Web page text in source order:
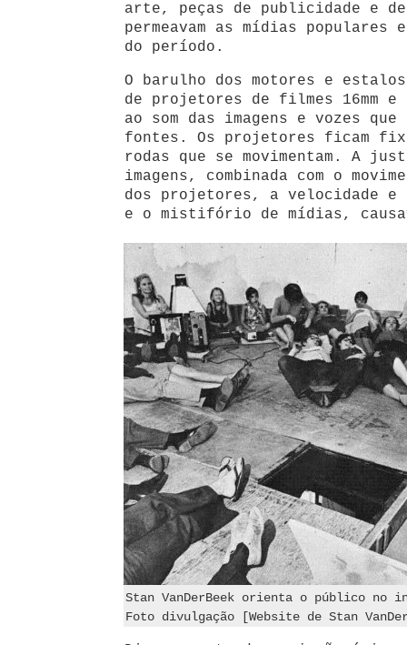
arte, peças de publicidade e de
permeavam as mídias
do período.
O barulho dos motores e
de projetores de filmes 16mm e
ao som das imagens e vozes que
fontes. Os projetores ficam
rodas que se movimentam. A
imagens, combinada com o
dos projetores, a velocidade e
e o mistifório de mídias,
Stan VanDerBeek orienta o público no
Foto divulgação [Website de Stan